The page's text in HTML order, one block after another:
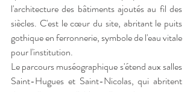
l'architecture des bâtiments ajoutés au fil des
siècles. C'est le cœur du site, abritant le puits
gothique en ferronnerie, symbole de l'eau vitale
pour l'institution.
Le parcours muséographique s'étend aux salles
Saint-Hugues et Saint-Nicolas, qui abritent